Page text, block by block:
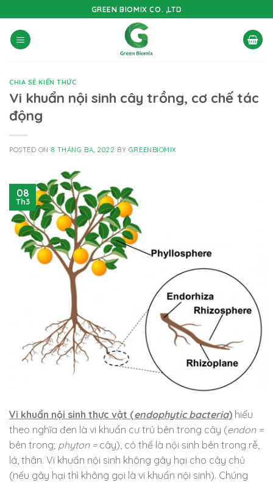
to
content
GREEN BIOMIX CO. ,LTD
CHIA SẺ KIẾN THỨC
Vi khuẩn nội sinh cây trồng, cơ chế tác
động
POSTED ON 8 THÁNG BA, 2022 BY GREENBIOMIX
08
Th3
Vi khuẩn nội sinh thực vật (endophytic bacteria) hiểu
theo nghĩa đen là vi khuẩn cư trú bên trong cây (endon =
bên trong; phyton = cây), có thể là nội sinh bên trong rễ,
lá, thân. Vi khuẩn nội sinh không gây hại cho cây chủ
(nếu gây hại thì không gọi là vi khuẩn nội sinh). Chúng